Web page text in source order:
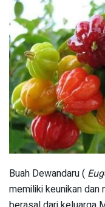
Buah Dewandaru (
memiliki keunikan dan